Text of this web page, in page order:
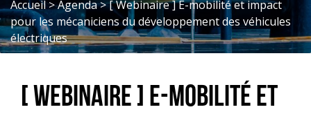
Accueil>Agenda>[ Webinaire ] E-mobilité et impact
pour les mécaniciens du développement des véhicules
électriques
[ Webinaire ] E-mobilité et